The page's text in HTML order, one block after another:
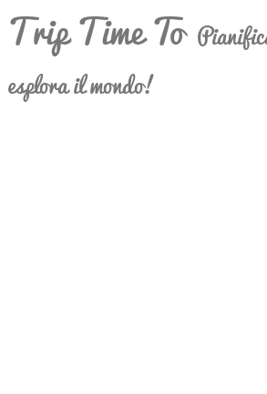
Trip Time To
esplora il mondo!